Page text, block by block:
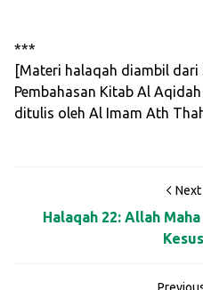
***
[Materi halaqah diambil dari
Pembahasan Kitab Al
ditulis oleh Al Imam Ath
Halaqah 22: Allah